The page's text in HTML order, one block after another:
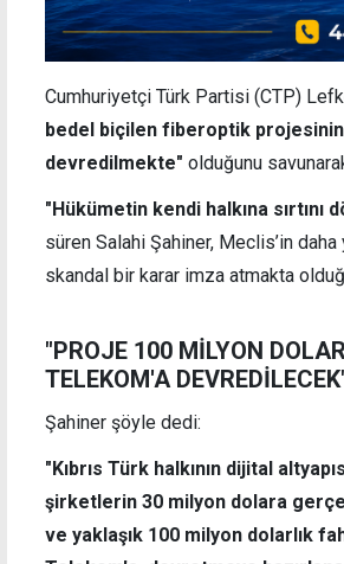
Cumhuriyetçi Türk Partisi (CTP)
bedel biçilen fiberoptik
devredilmekte" olduğunu
"Hükümetin kendi halkına
süren Salahi Şahiner, Meclis’in
skandal bir karar imza atmakta
"PROJE 100 MİLYON
TELEKOM'A
Şahiner şöyle dedi:
"Kıbrıs Türk halkının dijital
şirketlerin 30 milyon dolara
ve yaklaşık 100 milyon dolarlık
Çeler: 1960 anlaşmalarından
sahip çıkacağız